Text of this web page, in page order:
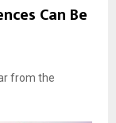
Can Be
from the